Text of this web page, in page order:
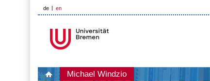
de en
Michael Windzio